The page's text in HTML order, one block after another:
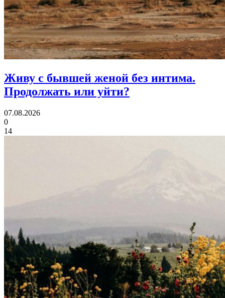
Живу с бывшей женой без интима.
Продолжать или уйти?
07.08.2026
0
14